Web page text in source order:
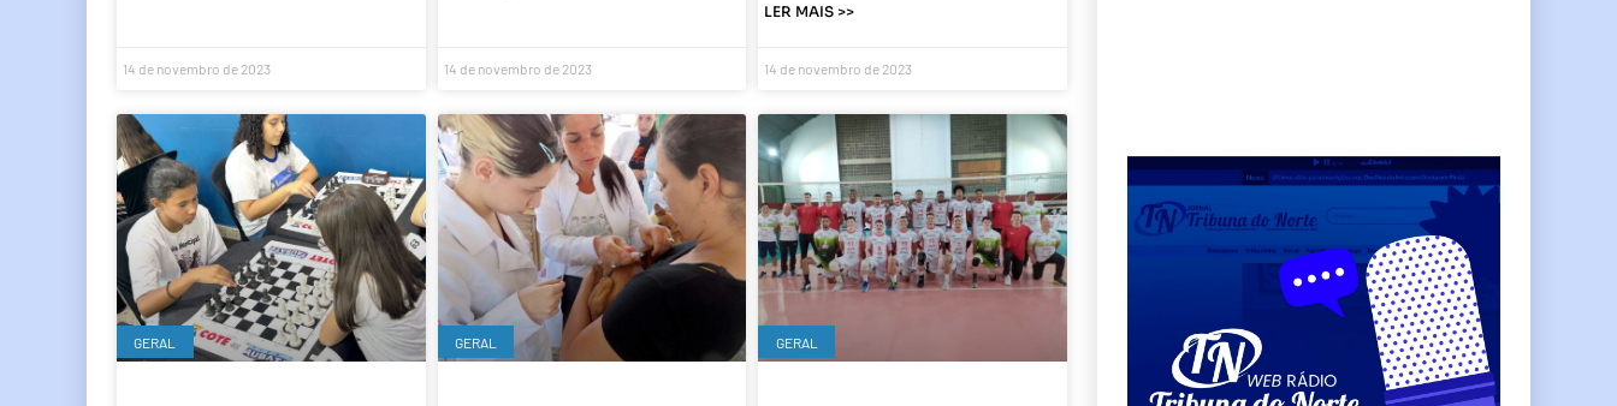
14 de novembro de 2023 14 de novembro de 2023
LER MAIS >>
14 de novembro de 2023
GERAL GERAL GERAL